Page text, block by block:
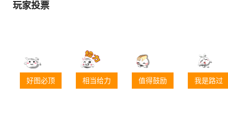
玩家投票
好图必顶 相当给力 值得鼓励 我是路过